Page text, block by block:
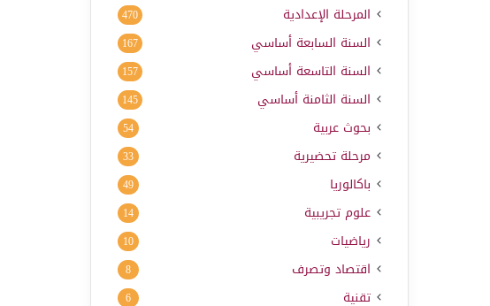
المرحلة الإعدادية 470
السنة السابعة أساسي 167
السنة التاسعة أساسي 157
السنة الثامنة أساسي 145
بحوث عربية 54
مرحلة تحضيرية 33
باكالوريا 49
علوم تجريبية 14
رياضيات 10
اقتصاد وتصرف 8
تقنية 6